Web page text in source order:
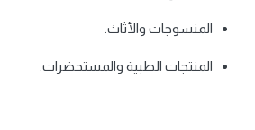
المنسوجات والأثاث.
المنتجات الطبية والمستحضرات.